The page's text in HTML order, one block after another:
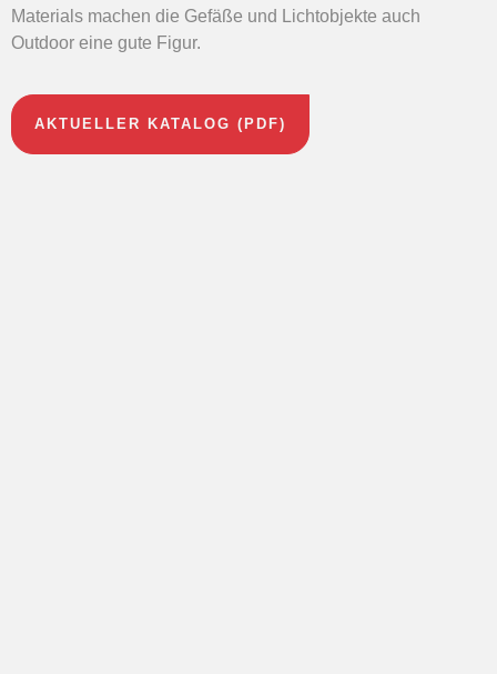
Materials machen die Gefäße und Lichtobjekte auch
Outdoor eine gute Figur.
AKTUELLER KATALOG (PDF)